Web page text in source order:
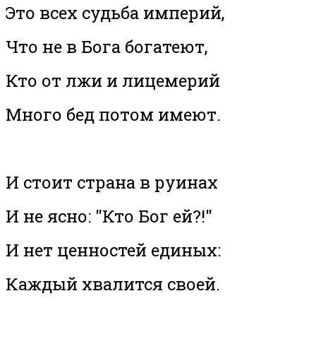
Это всех судьба империй,
Что не в Бога богатеют,
Кто от лжи и лицемерий
Много бед потом имеют.
И стоит страна в руинах
И не ясно: "Кто Бог ей?!"
И нет ценностей единых:
Каждый хвалится своей.